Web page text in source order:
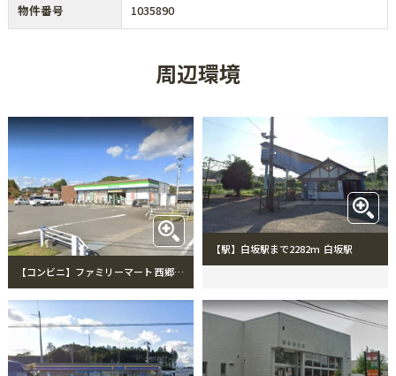
物件番号 1035890
周辺環境
【コンビニ】ファミリーマート 西郷小田倉店まで986m ファミリーマート 西郷小田倉店
【駅】白坂駅まで2282m 白坂駅